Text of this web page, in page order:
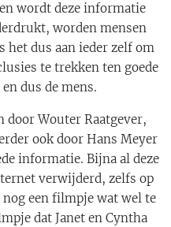
wordt deze informatie
worden mensen
het dus aan ieder zelf om
te trekken ten goede
dus de mens.
door Wouter Raatgever,
ook door Hans Meyer
informatie. Bijna al deze
verwijderd, zelfs op
nog een filmpje wat wel te
dat Janet en Cyntha